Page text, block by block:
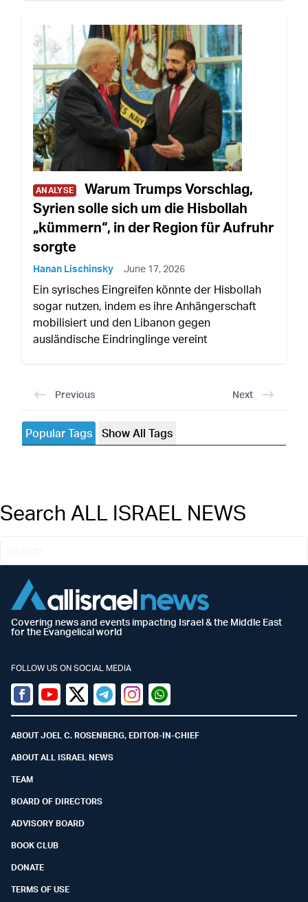
ANALYSE
Warum Trumps Vorschlag,
Syrien solle sich um die Hisbollah
„kümmern“, in der Region für Aufruhr
sorgte
Hanan Lischinsky June 17, 2026
Ein syrisches Eingreifen könnte der Hisbollah
sogar nutzen, indem es ihre Anhängerschaft
mobilisiert und den Libanon gegen
ausländische Eindringlinge vereint
Previous Next
Popular Tags Show All Tags
Search ALL ISRAEL NEWS
Covering news and events impacting Israel & the Middle East
for the Evangelical world
FOLLOW US ON SOCIAL MEDIA
Facebook
YoutubeTwitter (X)
TelegramInstagramWhatsapp
ABOUT JOEL C. ROSENBERG, EDITOR-IN-CHIEF
ABOUT ALL ISRAEL NEWS
TEAM
BOARD OF DIRECTORS
ADVISORY BOARD
BOOK CLUB
DONATE
TERMS OF USE